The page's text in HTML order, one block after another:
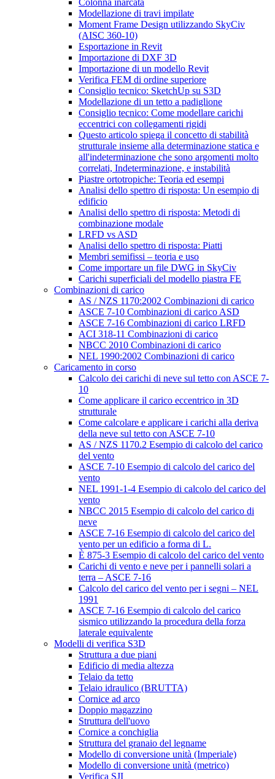
Colonna inarcata
Modellazione di travi impilate
Moment Frame Design utilizzando SkyCiv
(AISC 360-10)
Esportazione in Revit
Importazione di DXF 3D
Importazione di un modello Revit
Verifica FEM di ordine superiore
Consiglio tecnico: SketchUp su S3D
Modellazione di un tetto a padiglione
Consiglio tecnico: Come modellare carichi
eccentrici con collegamenti rigidi
Questo articolo spiega il concetto di stabilità
strutturale insieme alla determinazione statica e
all'indeterminazione che sono argomenti molto
correlati, Indeterminazione, e instabilità
Piastre ortotropiche: Teoria ed esempi
Analisi dello spettro di risposta: Un esempio di
edificio
Analisi dello spettro di risposta: Metodi di
combinazione modale
LRFD vs ASD
Analisi dello spettro di risposta: Piatti
Membri semifissi – teoria e uso
Come importare un file DWG in SkyCiv
Carichi superficiali del modello piastra FE
Combinazioni di carico
AS / NZS 1170:2002 Combinazioni di carico
ASCE 7-10 Combinazioni di carico ASD
ASCE 7-16 Combinazioni di carico LRFD
ACI 318-11 Combinazioni di carico
NBCC 2010 Combinazioni di carico
NEL 1990:2002 Combinazioni di carico
Caricamento in corso
Calcolo dei carichi di neve sul tetto con ASCE 7-
10
Come applicare il carico eccentrico in 3D
strutturale
Come calcolare e applicare i carichi alla deriva
della neve sul tetto con ASCE 7-10
AS / NZS 1170.2 Esempio di calcolo del carico
del vento
ASCE 7-10 Esempio di calcolo del carico del
vento
NEL 1991-1-4 Esempio di calcolo del carico del
vento
NBCC 2015 Esempio di calcolo del carico di
neve
ASCE 7-16 Esempio di calcolo del carico del
vento per un edificio a forma di L.
È 875-3 Esempio di calcolo del carico del vento
Carichi di vento e neve per i pannelli solari a
terra – ASCE 7-16
Calcolo del carico del vento per i segni – NEL
1991
ASCE 7-16 Esempio di calcolo del carico
sismico utilizzando la procedura della forza
laterale equivalente
Modelli di verifica S3D
Struttura a due piani
Edificio di media altezza
Telaio da tetto
Telaio idraulico (BRUTTA)
Cornice ad arco
Doppio magazzino
Struttura dell'uovo
Cornice a conchiglia
Struttura del granaio del legname
Modello di conversione unità (Imperiale)
Modello di conversione unità (metrico)
Verifica SJI